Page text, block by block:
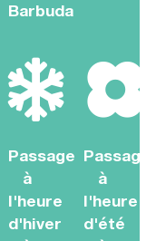
Barbuda
Passage
à
l'heure
d'hiver
Passage
à
l'heure
d'été